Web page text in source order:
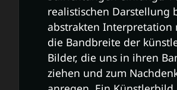
realistischen Darstellung
abstrakten Interpretation
die Bandbreite der
Bilder, die uns in ihren
ziehen und zum